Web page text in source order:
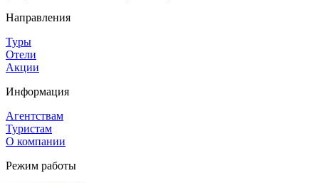
Направления
Туры
Отели
Акции
Информация
Агентствам
Туристам
О компании
Режим работы